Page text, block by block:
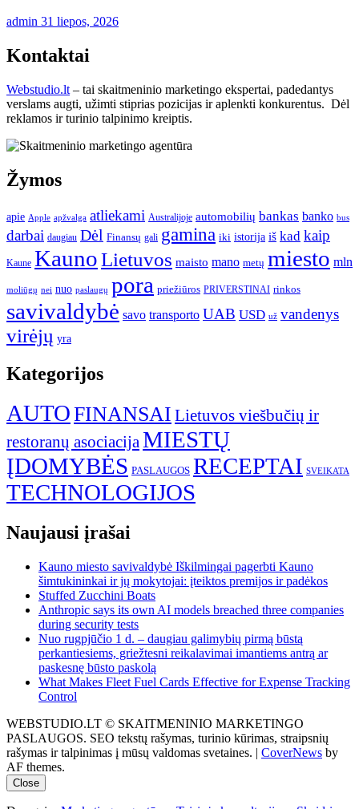
admin 31 liepos, 2026
Kontaktai
Webstudio.lt – tai skaitmeninio marketingo ekspertai, padedantys
verslams augti, užimti stiprias pozicijas ir aplenkti konkurentus. Dėl
reklamos ir turinio talpinimo kreiptis.
Žymos
apie Apple apžvalga atliekami Australijoje automobilių bankas banko bus
darbai daugiau Dėl Finansų gali gamina iki istorija iš kad kaip
Kaune KaunoLietuvos maisto mano metų miesto mln
moliūgų nei nuo paslaugų pora priežiūros PRIVERSTINAI rinkos
savivaldybė savo transporto UAB USD už vandenys
virėjų yra
Kategorijos
AUTOFINANSAI Lietuvos viešbučių ir
restoranų asociacijaMIESTŲ
ĮDOMYBĖS PASLAUGOS RECEPTAI SVEIKATA
TECHNOLOGIJOS
Naujausi įrašai
Kauno miesto savivaldybė Iškilmingai pagerbti Kauno
šimtukininkai ir jų mokytojai: įteiktos premijos ir padėkos
Stuffed Zucchini Boats
Anthropic says its own AI models breached three companies
during security tests
Nuo rugpjūčio 1 d. – daugiau galimybių pirmą būstą
perkantiesiems, griežtesni reikalavimai imantiems antrą ar
paskesnę būsto paskolą
What Makes Fleet Fuel Cards Effective for Expense Tracking
Control
WEBSTUDIO.LT © SKAITMENINIO MARKETINGO
PASLAUGOS. SEO tekstų rašymas, turinio kūrimas, straipsnių
rašymas ir talpinimas į mūsų valdomas svetaines. | CoverNews by
AF themes.
Close